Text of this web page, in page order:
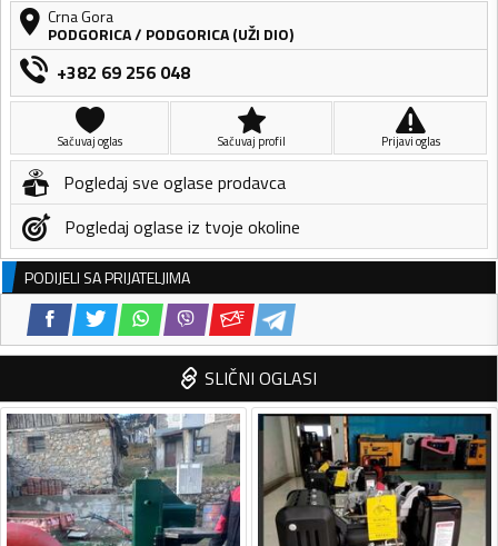
Crna Gora
PODGORICA/ PODGORICA (UŽI DIO)
+382 69 256 048
Sačuvaj oglas Sačuvaj profil Prijavi oglas
Pogledaj sve oglase prodavca
Pogledaj oglase iz tvoje okoline
PODIJELI SA PRIJATELJIMA
SLIČNI OGLASI